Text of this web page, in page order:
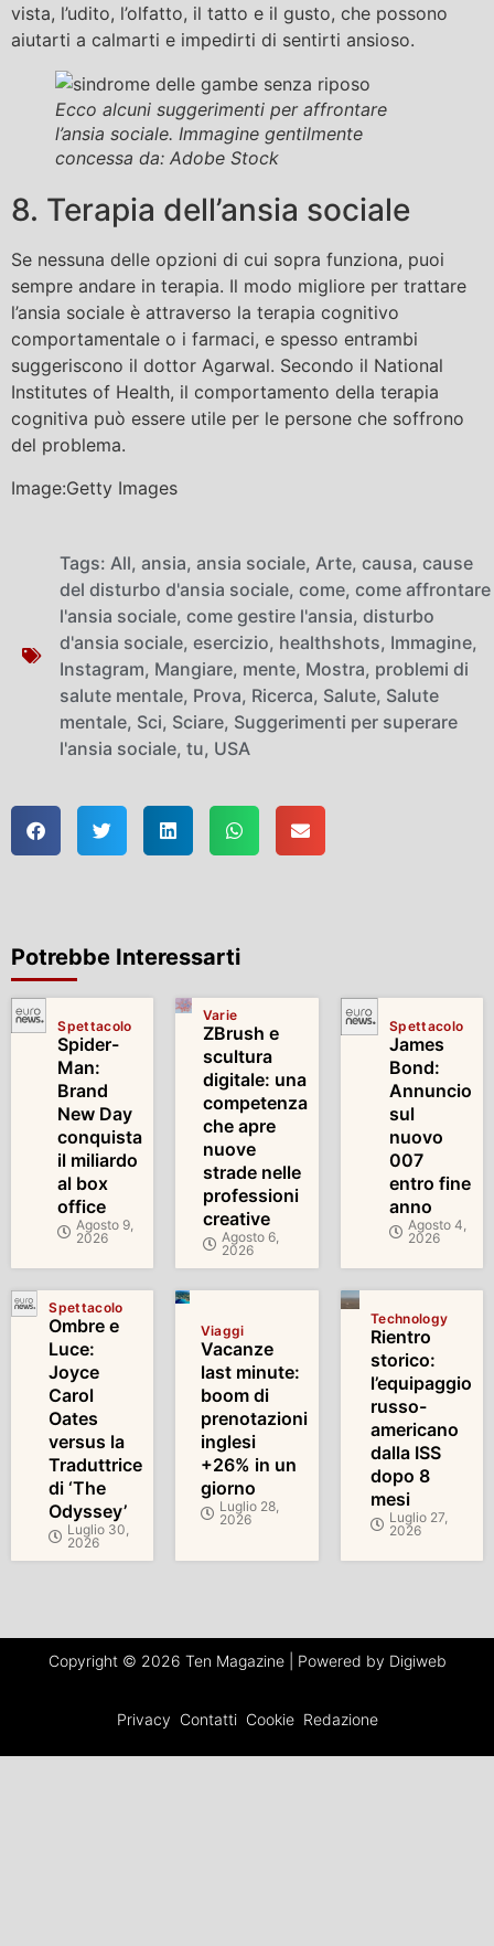
vista, l’udito, l’olfatto, il tatto e il gusto, che possono
aiutarti a calmarti e impedirti di sentirti ansioso.
Ecco alcuni suggerimenti per affrontare
l’ansia sociale. Immagine gentilmente
concessa da: Adobe Stock
8. Terapia dell’ansia sociale
Se nessuna delle opzioni di cui sopra funziona, puoi
sempre andare in terapia. Il modo migliore per trattare
l’ansia sociale è attraverso la terapia cognitivo
comportamentale o i farmaci, e spesso entrambi
suggeriscono il dottor Agarwal. Secondo il National
Institutes of Health, il comportamento della terapia
cognitiva può essere utile per le persone che soffrono
del problema.
Image:Getty Images
Tags: All, ansia, ansia sociale, Arte, causa, cause
del disturbo d'ansia sociale, come, come affrontare
l'ansia sociale, come gestire l'ansia, disturbo
d'ansia sociale, esercizio, healthshots, Immagine,
Instagram, Mangiare, mente, Mostra, problemi di
salute mentale, Prova, Ricerca, Salute, Salute
mentale, Sci, Sciare, Suggerimenti per superare
l'ansia sociale, tu, USA
Potrebbe Interessarti
Spettacolo
Spider-
Man:
Brand
New Day
conquista
il miliardo
al box
office
Agosto 9,
2026
Varie
ZBrush e
scultura
digitale: una
competenza
che apre
nuove
strade nelle
professioni
creative
Agosto 6,
2026
Spettacolo
James
Bond:
Annuncio
sul
nuovo
007
entro fine
anno
Agosto 4,
2026
Spettacolo
Ombre e
Luce:
Joyce
Carol
Oates
versus la
Traduttrice
di ‘The
Odyssey’
Luglio 30,
2026
Viaggi
Vacanze
last minute:
boom di
prenotazioni
inglesi
+26% in un
giorno
Luglio 28,
2026
Technology
Rientro
storico:
l’equipaggio
russo-
americano
dalla ISS
dopo 8
mesi
Luglio 27,
2026
Copyright © 2026 Ten Magazine | Powered by Digiweb
Privacy Contatti Cookie Redazione